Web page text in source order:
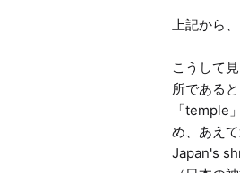
上記から
こうして
所である
「temple
め、あえ
Japan's